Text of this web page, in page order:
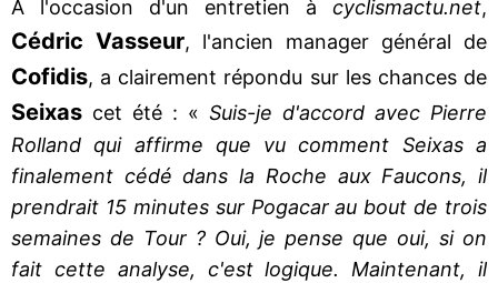
A l'occasion d'un entretien à cyclismactu.net,
Cédric Vasseur, l'ancien manager général de
Cofidis, a clairement répondu sur les chances de
Seixas cet été : « Suis-je d'accord avec Pierre
Rolland qui affirme que vu comment Seixas a
finalement cédé dans la Roche aux Faucons, il
prendrait 15 minutes sur Pogacar au bout de trois
semaines de Tour ? Oui, je pense que oui, si on
fait cette analyse, c'est logique. Maintenant, il